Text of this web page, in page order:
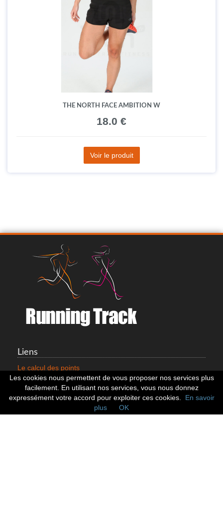
THE NORTH FACE AMBITION W
18.0 €
Voir le produit
Liens
Le calcul des points
Mentions légales
Nous contacter
Cookies
Statistiques
Les cookies nous permettent de vous proposer nos services plus
facilement. En utilisant nos services, vous nous donnez
expressément votre accord pour exploiter ces cookies.
En savoir
plus
OK